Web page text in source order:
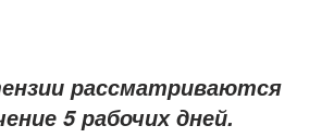
рассматриваются
5 рабочих дней.